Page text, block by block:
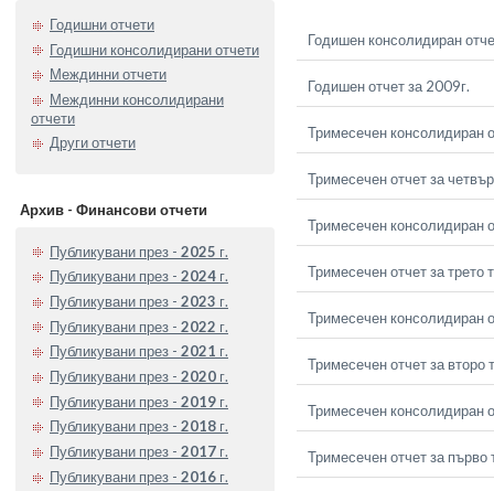
Годишни отчети
Годишни консолидирани отчети
Междинни отчети
Междинни консолидирани
отчети
Други отчети
Архив - Финансови отчети
Публикувани през - 2025 г.
Публикувани през - 2024 г.
Публикувани през - 2023 г.
Публикувани през - 2022 г.
Публикувани през - 2021 г.
Публикувани през - 2020 г.
Публикувани през - 2019 г.
Публикувани през - 2018 г.
Публикувани през - 2017 г.
Публикувани през - 2016 г.
Годишен консолидиран
Годишен отчет за 2009г.
Тримесечен консолидиран
Тримесечен отчет за
Тримесечен консолидиран
Тримесечен отчет за трето
Тримесечен консолидиран
Тримесечен отчет за второ
Тримесечен консолидиран
Тримесечен отчет за